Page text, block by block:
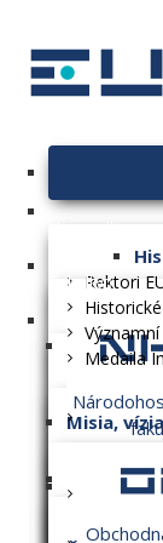
Rektori
Medaila
Misia,
Dlhodobý
Fakulty